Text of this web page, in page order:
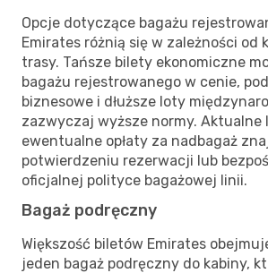
Opcje dotyczące bagażu
Emirates różnią się w zależności od
trasy. Tańsze bilety ekonomiczne
bagażu rejestrowanego w cenie,
biznesowe i dłuższe loty
zazwyczaj wyższe normy. Aktualne
ewentualne opłaty za nadbagaż
potwierdzeniu rezerwacji lub
oficjalnej polityce bagażowej linii.
Bagaż podręczny
Większość biletów Emirates
jeden bagaż podręczny do kabiny,